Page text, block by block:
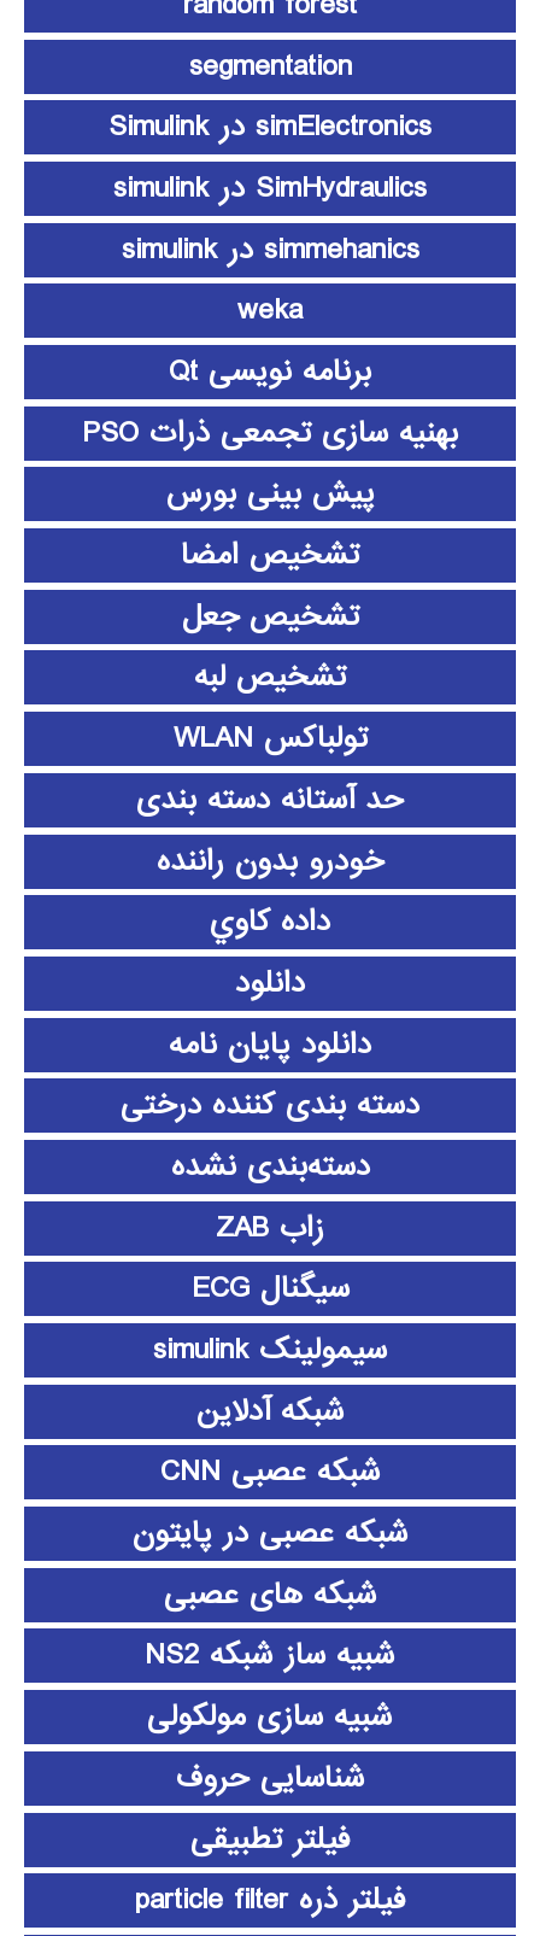
segmentation
simElectronics در Simulink
SimHydraulics در simulink
simmehanics در simulink
weka
برنامه نویسی Qt
بهنیه سازی تجمعی ذرات PSO
پیش بینی بورس
تشخیص امضا
تشخیص جعل
تشخیص لبه
تولباکس WLAN
حد آستانه دسته بندی
خودرو بدون راننده
داده كاوي
دانلود
دانلود پايان نامه
دسته بندی کننده درختی
دسته‌بندی نشده
زاب ZAB
سیگنال ECG
سیمولینک simulink
شبکه آدلاین
شبکه عصبی CNN
شبکه عصبی در پایتون
شبکه های عصبی
شبیه ساز شبکه NS2
شبیه سازی مولکولی
شناسایی حروف
فیلتر تطبیقی
فیلتر ذره particle filter